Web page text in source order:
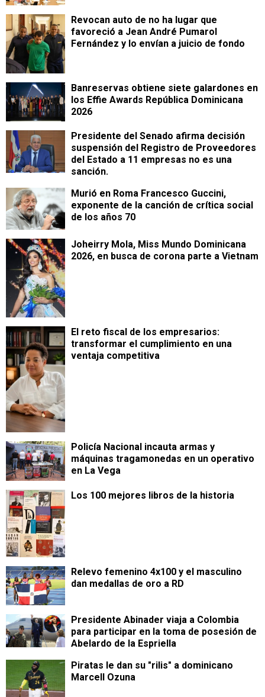
Revocan auto de no ha lugar que
favoreció a Jean André Pumarol
Fernández y lo envían a juicio de fondo
Banreservas obtiene siete galardones en
los Effie Awards República Dominicana
2026
Presidente del Senado afirma decisión
suspensión del Registro de Proveedores
del Estado a 11 empresas no es una
sanción.
Murió en Roma Francesco Guccini,
exponente de la canción de crítica social
de los años 70
Joheirry Mola, Miss Mundo Dominicana
2026, en busca de corona parte a Vietnam
​El reto fiscal de los empresarios:
transformar el cumplimiento en una
ventaja competitiva
Policía Nacional incauta armas y
máquinas tragamonedas en un operativo
en La Vega
Los 100 mejores libros de la historia
Relevo femenino 4x100 y el masculino
dan medallas de oro a RD
Presidente Abinader viaja a Colombia
para participar en la toma de posesión de
Abelardo de la Espriella
Piratas le dan su "rilis" a dominicano
Marcell Ozuna